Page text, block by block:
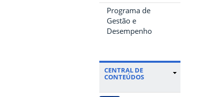
Programa de
Gestão e
Desempenho
CENTRAL DE
CONTEÚDOS